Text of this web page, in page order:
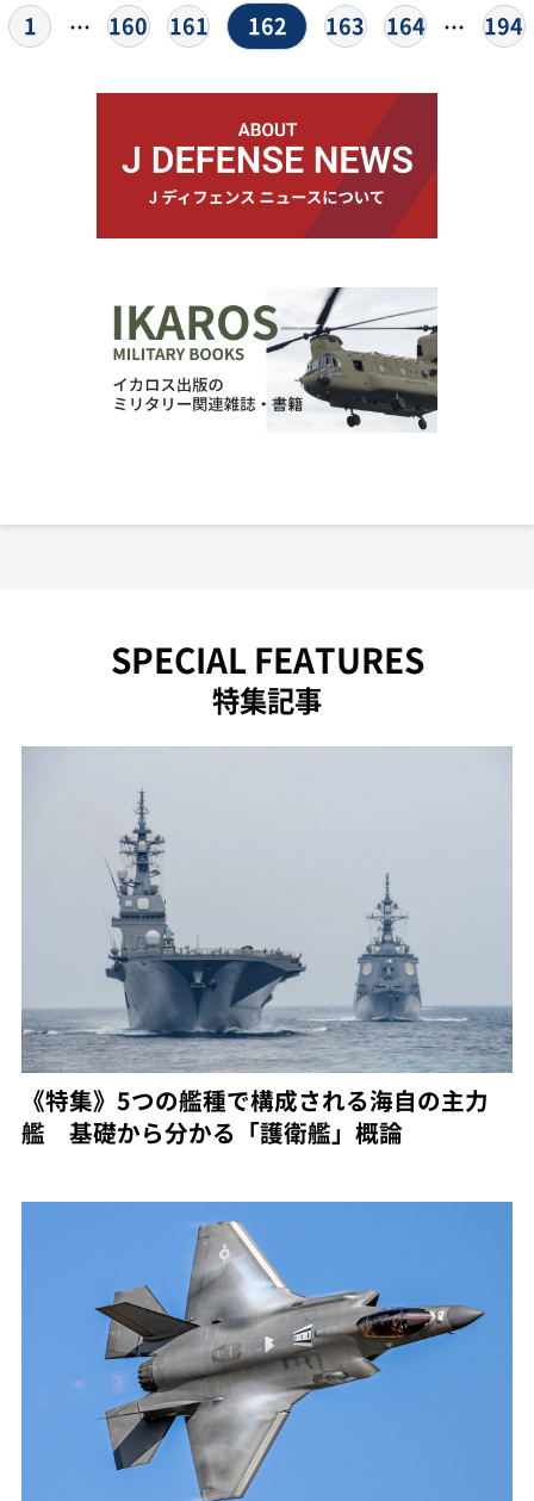
1 … 160 161 162 163 164 … 194
SPECIAL FEATURES
特集記事
《特集》5つの艦種で構成される海自の主力
艦 基礎から分かる「護衛艦」概論